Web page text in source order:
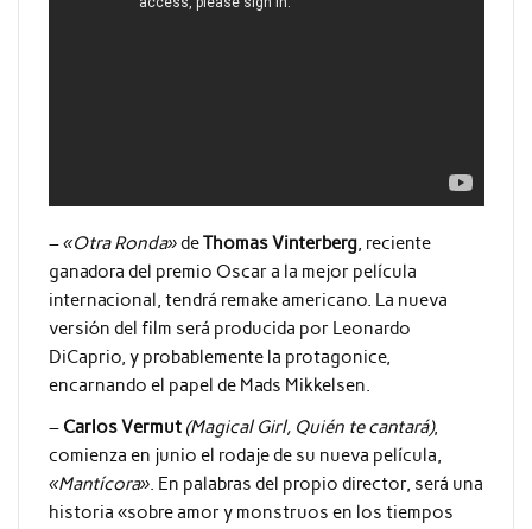
–«Otra Ronda»deThomas Vinterberg, reciente
ganadora del premio Oscar a la mejor película
internacional, tendrá remake americano. La nueva
versión del film será producida por Leonardo
DiCaprio, y probablemente la protagonice,
encarnando el papel de Mads Mikkelsen.
– Carlos Vermut (Magical Girl, Quién te cantará),
comienza en junio el rodaje de su nueva película,
«Mantícora». En palabras del propio director, será una
historia «sobre amor y monstruos en los tiempos